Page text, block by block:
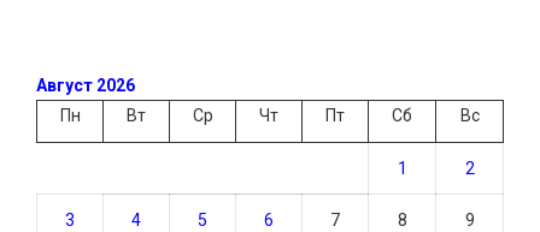
Август 2026
Пн
Вт Ср Чт Пт Сб Вс
1 2
3 4 5 6 7 8 9